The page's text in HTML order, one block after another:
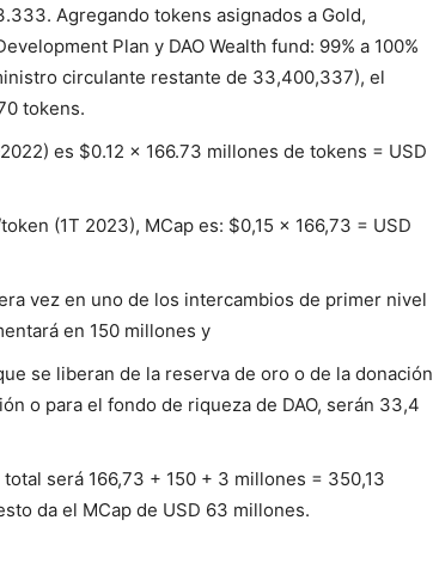
Agregando tokens asignados a Gold,
Plan y DAO Wealth fund: 99% a 100%
circulante restante de 33,400,337), el
tokens.
es $0.12 × 166.73 millones de tokens = USD
(1T 2023), MCap es: $0,15 × 166,73 = USD
vez en uno de los intercambios de primer nivel
en 150 millones y
se liberan de la reserva de oro o de la donación
o para el fondo de riqueza de DAO, serán 33,4
será 166,73 + 150 + 3 millones = 350,13
da el MCap de USD 63 millones.